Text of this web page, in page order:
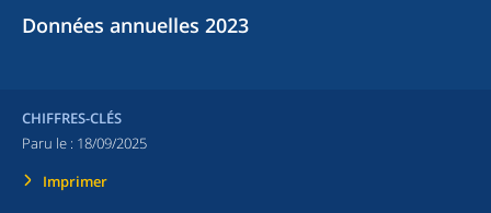
Données annuelles 2023
CHIFFRES-CLÉS
Paru le : 18/09/2025
Imprimer